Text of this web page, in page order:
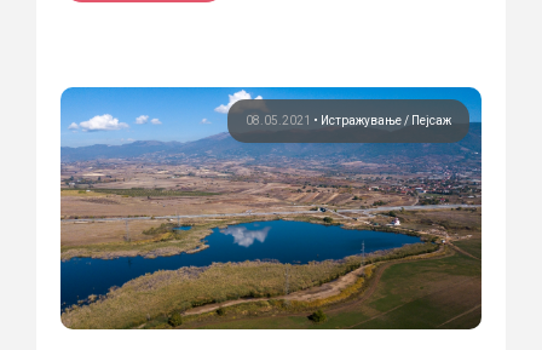
08.05.2021 • Истражување Пејсаж